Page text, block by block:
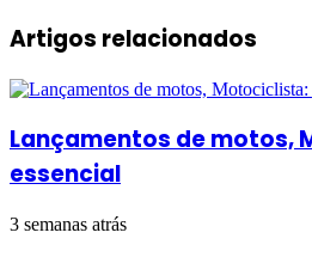
Artigos relacionados
Lançamentos de motos,
essencial
3 semanas atrás